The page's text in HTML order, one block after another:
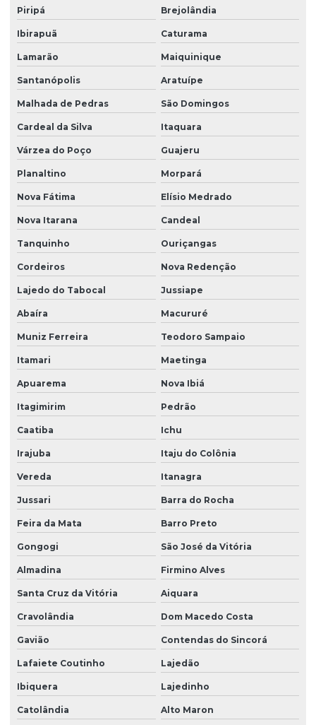
Piripá Brejolândia
Ibirapuã Caturama
Lamarão Maiquinique
Santanópolis Aratuípe
Malhada de Pedras São Domingos
Cardeal da Silva Itaquara
Várzea do Poço Guajeru
Planaltino Morpará
Nova Fátima Elísio Medrado
Nova Itarana Candeal
Tanquinho Ouriçangas
Cordeiros Nova Redenção
Lajedo do Tabocal Jussiape
Abaíra Macururé
Muniz Ferreira Teodoro Sampaio
Itamari Maetinga
Apuarema Nova Ibiá
Itagimirim Pedrão
Caatiba Ichu
Irajuba Itaju do Colônia
Vereda Itanagra
Jussari Barra do Rocha
Feira da Mata Barro Preto
Gongogi São José da Vitória
Almadina Firmino Alves
Santa Cruz da Vitória Aiquara
Cravolândia Dom Macedo Costa
Gavião Contendas do Sincorá
Lafaiete Coutinho Lajedão
Ibiquera Lajedinho
Catolândia Alto Maron